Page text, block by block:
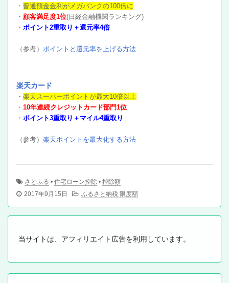
・ 普通預金金利がメガバンクの100倍に
・ 顧客満足度1位(日経金融機関ランキング)
・ ポイント2重取り＋還元率4倍
（参考） ポイントと還元率を上げる方法
楽天カード
・ 楽天スーパーポイントが最大10倍以上
・ 10年連続クレジットカード部門1位
・ ポイント3重取り＋マイル4重取り
（参考） 楽天ポイントを最大化する方法
さとふる • 住宅ローン控除 • 控除額
2017年9月15日
ふるさと納税 限度額
当サイトは、アフィリエイト広告を利用しています。